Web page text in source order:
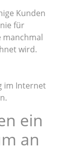
Kunden
für
manchmal
wird.
im Internet
ein
an